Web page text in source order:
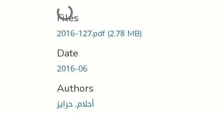
Loading...
Files
2016-127.pdf(2.78 MB)
Date
2016-06
Authors
أحلام, حرايز